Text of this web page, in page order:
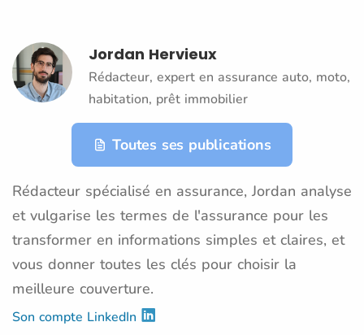
Jordan Hervieux
Rédacteur, expert en assurance auto, moto,
habitation, prêt immobilier
Toutes ses publications
Rédacteur spécialisé en assurance, Jordan analyse
et vulgarise les termes de l'assurance pour les
transformer en informations simples et claires, et
vous donner toutes les clés pour choisir la
meilleure couverture.
Son compte LinkedIn